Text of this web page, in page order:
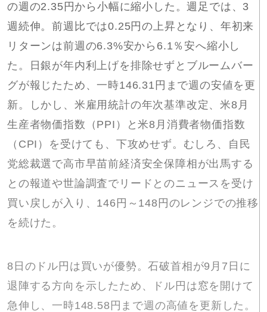
の週の2.35円から小幅に縮小した。週足では、3
週続伸。前週比では0.25円の上昇となり、年初来
リターンは前週の6.3%安から6.1％安へ縮小し
た。日銀が年内利上げを排除せずとブルームバー
グが報じたため、一時146.31円まで週の安値を更
新。しかし、米雇用統計の年次基準改定、米8月
生産者物価指数（PPI）と米8月消費者物価指数
（CPI）を受けても、下攻めせず。むしろ、自民
党総裁選で高市早苗前経済安全保障相が出馬する
との報道や世論調査でリードとのニュースを受け
買い戻しが入り、146円～148円のレンジでの推移
を続けた。
8日のドル円は買いが優勢。石破首相が9月7日に
退陣する方向を示したため、ドル円は窓を開けて
急伸し、一時148.58円まで週の高値を更新した。